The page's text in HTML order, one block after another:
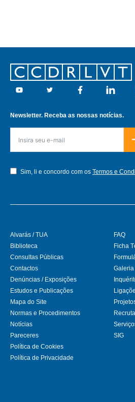
Footer
Youtube Twitter Facebook Linkedin
Newsletter. Receba as nossas notícias.
Sim, li e concordo com os Termos e
Alvarás / TUA
Biblioteca
Consultas Públicas
Contactos
Denúncias / Exposições
Estudos e Publicações
FAQ
Ficha
Galeria
Mapa do Site
Normas e Procedimentos
Notícias
Pareceres
Política de Cookies
Política de Privacidade
SIG